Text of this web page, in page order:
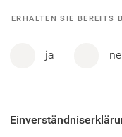
Befindet
laufenden
ERHALTEN SIE BEREITS
ja